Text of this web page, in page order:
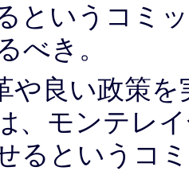
というコミ
べき。
や良い政策
、モンテレ
るというコ